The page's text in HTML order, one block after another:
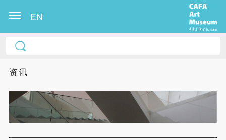
EN
资讯
中央美术学院美术馆出版授权协议书
称“CAFAM”），愿意将本人参与中央美术学院美术馆
动）的涉及本人的图像、照片、文字、著作、活动成
果（如参与工作坊创作的作品）提交中央美术学院用
中央美术学院美术馆出版授权协议书
称“CAFAM”），愿意将本人参与中央美术学院美术馆
动）的涉及本人的图像、照片、文字、著作、活动成
果（如参与工作坊创作的作品）提交中央美术学院用
中央美术学院美术馆出版授权协议书
称“CAFAM”），愿意将本人参与中央美术学院美术馆
动）的涉及本人的图像、照片、文字、著作、活动成
果（如参与工作坊创作的作品）提交中央美术学院用